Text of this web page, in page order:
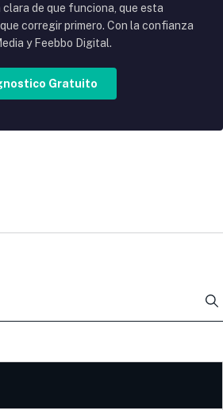
clara de que funciona, que esta
corregir primero. Con la confianza
y Feebbo Digital.
Gratuito